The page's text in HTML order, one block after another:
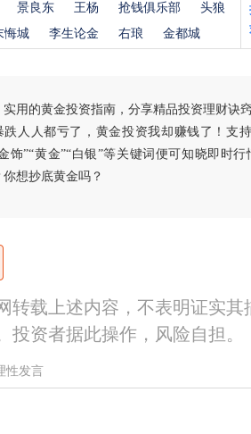
景良东 王杨 抢钱俱乐部
头狼
悔城 李生论金 右琅 金都城
实用的黄金投资指南，分享精品投资理财诀
跌人人都亏了，黄金投资我却赚钱了！支
饰”“黄金”“白银”等关键词便可知晓即时
你想抄底黄金吗？
转载上述内容，不表明证实
投资者据此操作，风险自担。
性发言